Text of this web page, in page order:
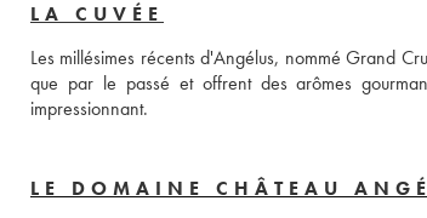
LA CUVÉE
Les millésimes récents d'Angélus, nommé Grand
que par le passé et offrent des arômes
impressionnant.
LE DOMAINE CHÂTEAU